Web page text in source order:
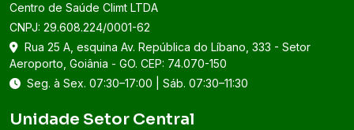
Centro de Saúde Climt LTDA
CNPJ: 29.608.224/0001-62
Rua 25 A, esquina Av. República do Líbano, 333 - Setor
Aeroporto, Goiânia - GO. CEP: 74.070-150
Seg. à Sex. 07:30–17:00 | Sáb. 07:30–11:30
Unidade Setor Central